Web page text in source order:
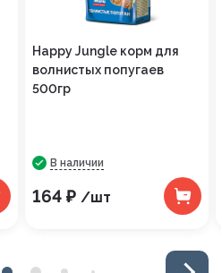
Happy Jungle корм для
волнистых попугаев
500гр
В наличии
164 ₽ /шт